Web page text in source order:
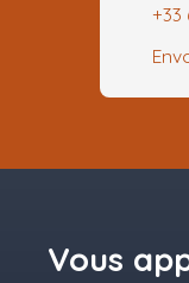
+33
Vous